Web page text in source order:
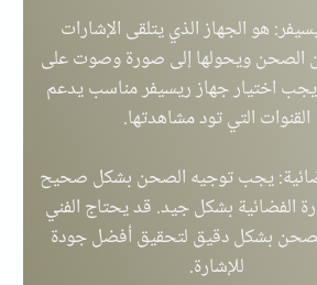
هو الجهاز الذي يتلقى الإشارات
الصحن ويحولها إلى صورة وصوت على
يجب اختيار جهاز ريسيفر مناسب يدعم
القنوات التي تود مشاهدتها.
يجب توجيه الصحن بشكل صحيح
الفضائية بشكل جيد. قد يحتاج الفني
بشكل دقيق لتحقيق أفضل جودة
للإشارة.